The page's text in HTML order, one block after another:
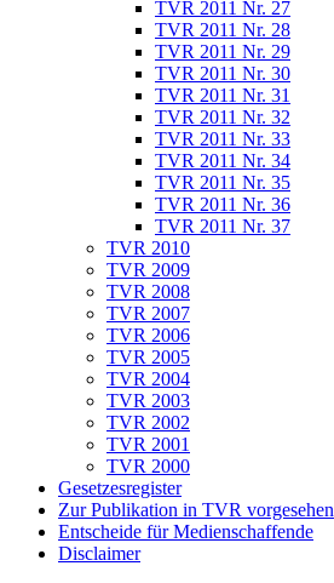
TVR 2011 Nr. 27
TVR 2011 Nr. 28
TVR 2011 Nr. 29
TVR 2011 Nr. 30
TVR 2011 Nr. 31
TVR 2011 Nr. 32
TVR 2011 Nr. 33
TVR 2011 Nr. 34
TVR 2011 Nr. 35
TVR 2011 Nr. 36
TVR 2011 Nr. 37
TVR 2010
TVR 2009
TVR 2008
TVR 2007
TVR 2006
TVR 2005
TVR 2004
TVR 2003
TVR 2002
TVR 2001
TVR 2000
Gesetzesregister
Zur Publikation in TVR vorgesehen
Entscheide für Medienschaffende
Disclaimer